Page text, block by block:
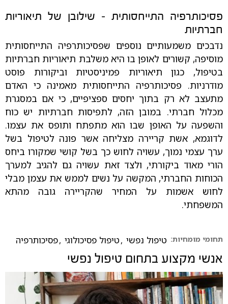
פסיכותרפיה התייחסותית – שילובן של תיאוריות
חברתיות
נדבכים משמעותיים נוספים שפסיכותרפיה התייחסותית
מוסיפה, קשורים לאופן בו היא משלבת תיאוריות חברתיות
בטיפול, כגון תיאוריות פמיניסטיות וביקורות פוסט
מודרניות. פסיכותרפיה התייחסותית מאמינה כי האדם
מתעצב לא רק בתוך יחסים ספציפיים, כי אם במסגרת
מכלול חברתי. במובן הזה, לתפיסות חברתיות יש כוח
והשפעה על האופן שבו הוא מתפתח ותופס את עצמו.
לדוגמא, אשת קריירה מצליחה אשר פונה לטיפול בשל
ערך עצמי נמוך, עשויה לחוש כך בשל קושי שמקורו ביחס
הורי מאוד ביקורתי, ולצד זאת עשויה גם להגיב למערך
הכוחות החברתי, המקשה על נשים לממש את עצמן מבלי
לחוש אשמות על המחיר שהקריירה גובה מהתא
המשפחתי.
תחומי מומחיות: טיפול נפשי ,טיפול פסיכולוגי ,פסיכותרפיה
אנשי מקצוע בתחום טיפול נפשי